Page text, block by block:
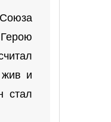
жив и
стал